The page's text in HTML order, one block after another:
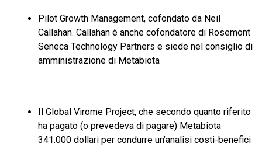
Pilot Growth Management, cofondato da Neil
Callahan. Callahan è anche cofondatore di Rosemont
Seneca Technology Partners e siede nel consiglio di
amministrazione di Metabiota
Il Global Virome Project, che secondo quanto riferito
ha pagato (o prevedeva di pagare) Metabiota
341.000 dollari per condurre un’analisi costi-benefici